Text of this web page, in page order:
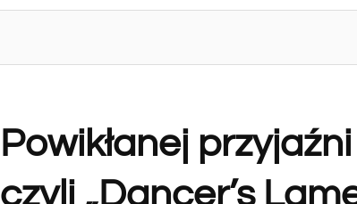
Powikłanej
czyli „Dancer’s